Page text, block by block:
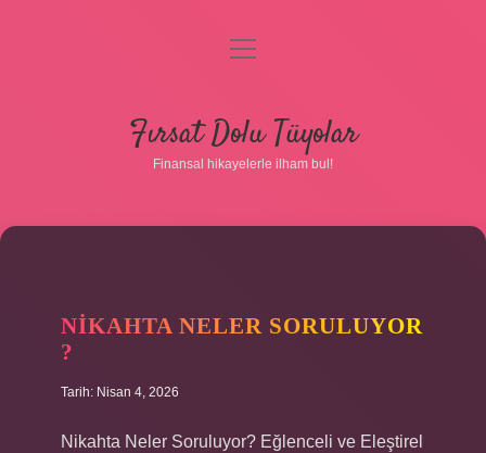
Gizlilik Politikası
Hakkımızda
menüyü
Fırsat Dolu Tüyolar
Finansal hikayelerle ilham bul!
NIKAHTA NELER SORULUYOR
?
Tarih: Nisan 4, 2026
Nikahta Neler Soruluyor? Eğlenceli ve Eleştirel